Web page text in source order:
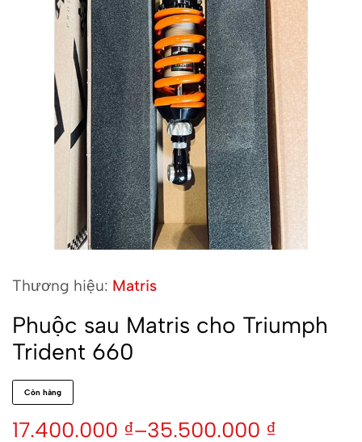
Thương hiệu: Matris
Phuộc sau Matris cho Triumph
Trident 660
Còn hàng
17.400.000 ₫–35.500.000 ₫